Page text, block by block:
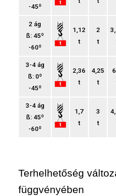
-45º
2 ág
ß: 45º
-60º
1,12
t
2
t
3-4 ág
ß: 0º
-45º
2,36
t
4,25
t
3-4 ág
ß: 45º
-60º
1,7
t
3
t
Terhelhetőség
függvényében